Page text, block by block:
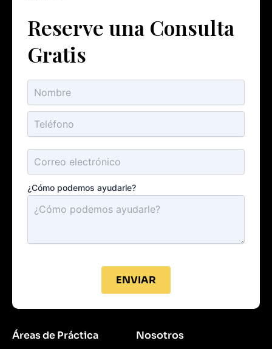
Reserve una Consulta
Gratis
¿Cómo podemos ayudarle?
ENVIAR
Áreas de Práctica Nosotros